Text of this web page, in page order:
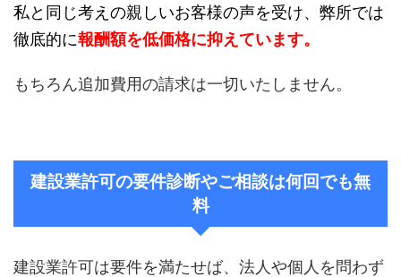
私と同じ考えの親しいお客様の声を受け、弊所では
徹底的に報酬額を低価格に抑えています。
もちろん追加費用の請求は一切いたしません。
建設業許可の要件診断やご相談は何回でも無
料
建設業許可は要件を満たせば、法人や個人を問わず